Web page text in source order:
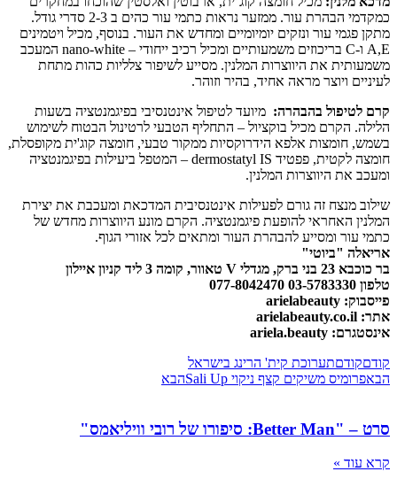
כמקדמי הבהרת עור. ממזער נראות כתמי עור כהים ב 2-3 סדרי גודל.
מתקן פגמי עור ונזקים יומיומיים ומחדש את העור. בנוסף, מכיל ויטמינים
A,E ו-C בריכוזים משמעותיים ומכיל רכיב ייחודי – nano-white המעכב
משמעותית את היווצרות המלנין. מסייע לשיפור צלליות כהות מתחת
לעיניים ויוצר מראה אחיד, בהיר וזוהר.
קרם לטיפול בהבהרה: מיועד לטיפול אינטנסיבי בפיגמנטציה בשעות
הלילה. הקרם מכיל בוקציול – התחליף הטבעי לרטינול הבטוח לשימוש
בשמש, חומצות אלפא הידרוקסיות ממקור טבעי, חומצה קוג'ית מקופסלת,
חומצה לקטית, פפטיד dermostatyl IS – המטפל ביעילות בפיגמנטציה
ומעכב את היווצרות המלנין.
שילוב מנצח זה גורם לפעילות אינטנסיבית המדכאת ומעכבת את יצירת
המלנין האחראי להופעת פיגמנטציה. הקרם מונע היווצרות מחדש של
כתמי עור ומסייע להבהרת העור ומתאים לכל אזורי הגוף.
אריאלה "ביוטי"
בר כוכבא 23 בני ברק, מגדלי V טאוור, קומה 3 ליד קניון איילון
טלפון 03-5783330 077-8042470
פייסבוק: arielabeauty
אתר: arielabeauty.co.il
אינסטגרם: ariela.beauty
קודםקודםתערוכת קית' הרינג בישראל
הבאפרומיס משיקים קצף ניקוי Sali Up הבא
סרט – "Better Man: סיפורו של רובי וויליאמס"
קרא עוד »